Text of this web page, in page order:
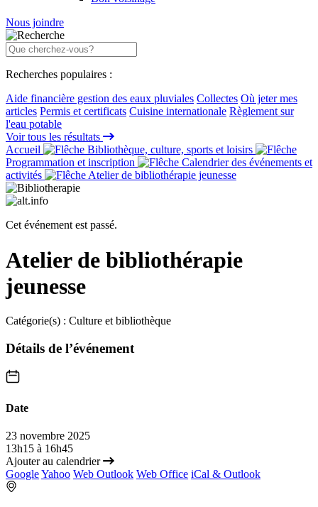
Nous joindre
Recherches populaires :
Aide financière gestion des eaux pluviales Collectes Où jeter mes
articles Permis et certificats Cuisine internationale Règlement sur
l'eau potable
Voir tous les résultats
Accueil
Bibliothèque, culture, sports et loisirs
Programmation et inscription
Calendrier des événements et
activités
Atelier de bibliothérapie jeunesse
Cet événement est passé.
Atelier de bibliothérapie
jeunesse
Catégorie(s) : Culture et bibliothèque
Détails de l’événement
Date
23 novembre 2025
13h15 à 16h45
Ajouter au calendrier
GoogleYahoo Web Outlook Web Office iCal & Outlook